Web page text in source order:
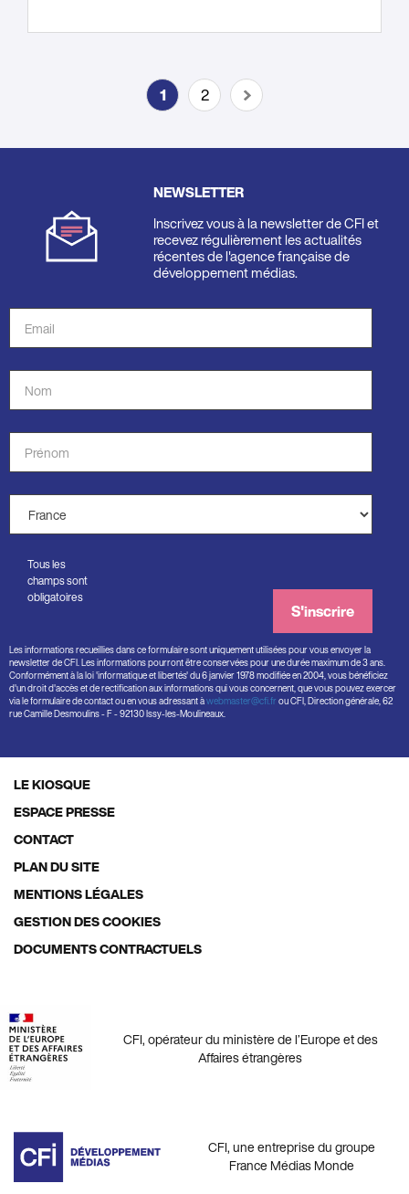
Page
1
Dernière
2
Page
NEWSLETTER
Inscrivez vous à la newsletter de CFI et
recevez régulièrement les actualités
récentes de l'agence française de
développement médias.
Adresse
de
courriel
Nom
*
Prénom
*
Pays
*
Tous les
champs sont
obligatoires
S'inscrire
Les informations recueillies dans ce formulaire sont uniquement utilisées pour vous envoyer la
newsletter de CFI. Les informations pourront être conservées pour une durée maximum de 3 ans.
Conformément à la loi 'informatique et libertés' du 6 janvier 1978 modifiée en 2004, vous bénéficiez
d'un droit d'accès et de rectification aux informations qui vous concernent, que vous pouvez exercer
via le formulaire de contact ou en vous adressant àwebmaster@cfi.fr ou CFI, Direction générale, 62
rue Camille Desmoulins - F - 92130 Issy-les-Moulineaux.
Footer
menu
LE KIOSQUE
ESPACE PRESSE
CONTACT
PLAN DU SITE
MENTIONS LÉGALES
GESTION DES COOKIES
DOCUMENTS CONTRACTUELS
CFI, opérateur du ministère de l’Europe et des
Affaires étrangères
CFI, une entreprise du groupe
France Médias Monde